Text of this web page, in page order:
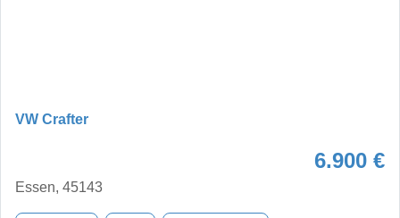
VW Crafter
6.900 €
Essen, 45143